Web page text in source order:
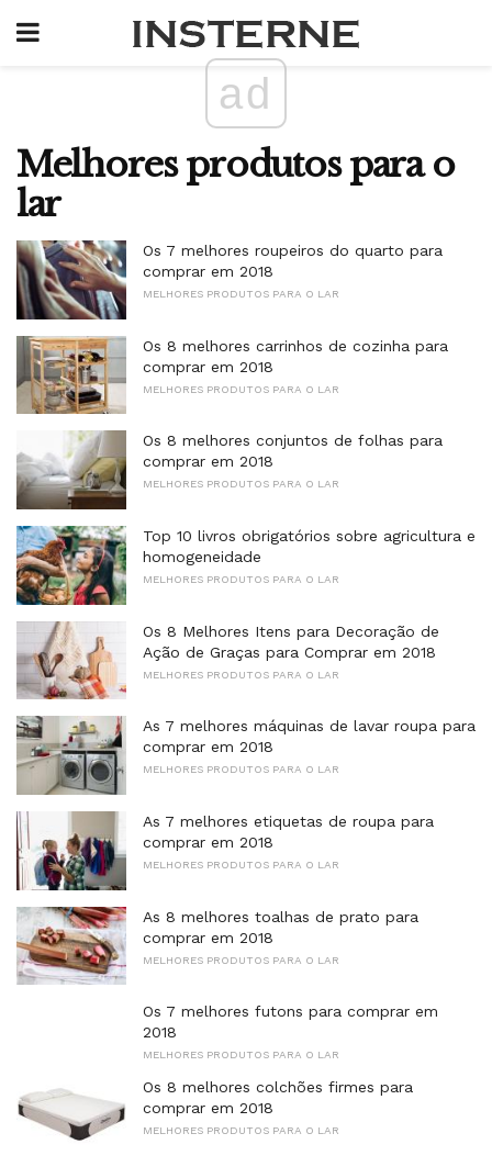
ad
Melhores produtos para o
lar
Os 7 melhores roupeiros do quarto para
comprar em 2018
MELHORES PRODUTOS PARA O LAR
Os 8 melhores carrinhos de cozinha para
comprar em 2018
MELHORES PRODUTOS PARA O LAR
Os 8 melhores conjuntos de folhas para
comprar em 2018
MELHORES PRODUTOS PARA O LAR
Top 10 livros obrigatórios sobre agricultura e
homogeneidade
MELHORES PRODUTOS PARA O LAR
Os 8 Melhores Itens para Decoração de
Ação de Graças para Comprar em 2018
MELHORES PRODUTOS PARA O LAR
As 7 melhores máquinas de lavar roupa para
comprar em 2018
MELHORES PRODUTOS PARA O LAR
As 7 melhores etiquetas de roupa para
comprar em 2018
MELHORES PRODUTOS PARA O LAR
As 8 melhores toalhas de prato para
comprar em 2018
MELHORES PRODUTOS PARA O LAR
Os 7 melhores futons para comprar em
2018
MELHORES PRODUTOS PARA O LAR
Os 8 melhores colchões firmes para
comprar em 2018
MELHORES PRODUTOS PARA O LAR